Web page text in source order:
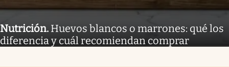
Nutrición. Huevos blancos o marrones: qué los
diferencia y cuál recomiendan comprar